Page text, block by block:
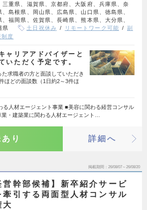
重県、滋賀県、京都府、大阪府、兵庫県、奈
島根県、岡山県、広島県、山口県、徳島県、
福岡県、佐賀県、長崎県、熊本県、大分県、
県
土日祝休み リモートワーク可能
副
制度
ャリアアドバイザーと
いただく予定です。
求職者の方と面談していただき
ほどの面談数（1日約2～3件ほ
る人材エージェント事業 ■美容に関わる経営コンサル
・建築業に関わる人材エージェント…
り 詳細へ
掲載期間 26/08/07～26/08/20
営幹部候補】新卒紹介サービ
牽引する両面型人材コンサル